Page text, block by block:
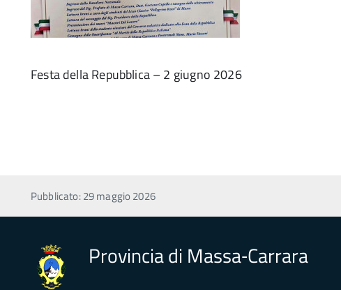
Festa della Repubblica – 2 giugno 2026
Pubblicato: 29 maggio 2026
Provincia di Massa‑Carrara